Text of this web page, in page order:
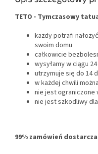
TETO - Tymczasowy
każdy potrafi
swoim domu
całkowicie
wysyłamy w ciągu
utrzymuje się do 14
w każdej chwili
nie jest ograniczone
nie jest szkodliwy
99% zamówień